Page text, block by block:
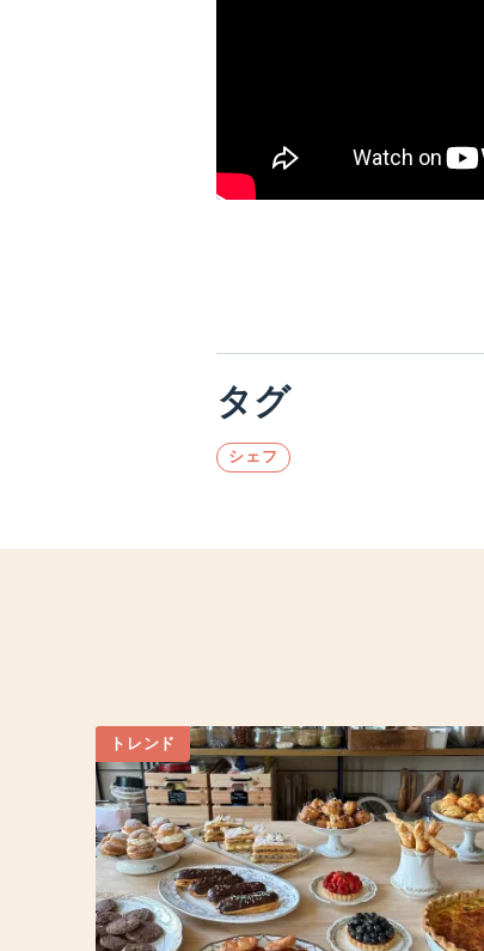
タグ
シェフ
トレンド